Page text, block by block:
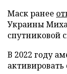
Маск ранее
Украины
спутниковой
В 2022 году